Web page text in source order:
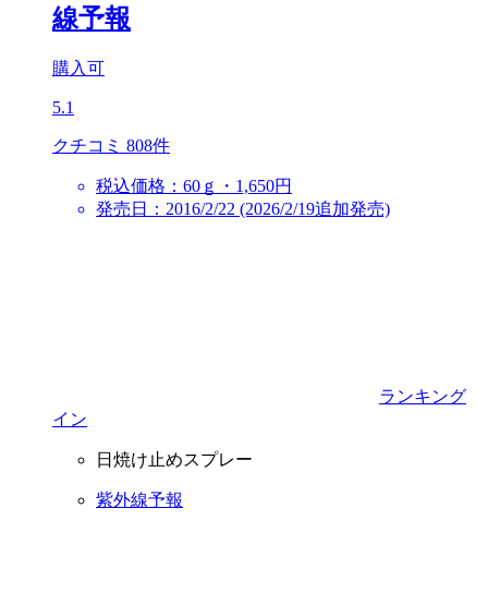
線予報
購入可
5.1
クチコミ 808件
税込価格：60ｇ・1,650円
発売日：2016/2/22 (2026/2/19追加発売)
ランキング
イン
日焼け止めスプレー
紫外線予報